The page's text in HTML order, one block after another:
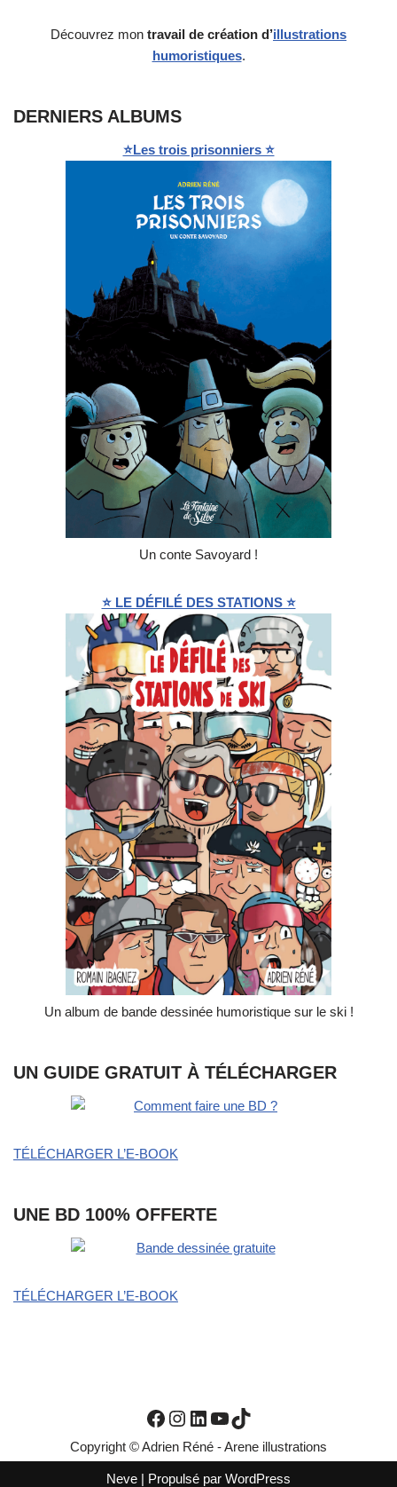
Découvrez mon travail de création d’illustrations
humoristiques.
DERNIERS ALBUMS
⭐Les trois prisonniers ⭐
Un conte Savoyard !
⭐ LE DÉFILÉ DES STATIONS ⭐
Un album de bande dessinée humoristique sur le ski !
UN GUIDE GRATUIT À TÉLÉCHARGER
TÉLÉCHARGER L’E-BOOK
UNE BD 100% OFFERTE
TÉLÉCHARGER L’E-BOOK
Copyright © Adrien Réné - Arene illustrations
Neve | Propulsé par WordPress